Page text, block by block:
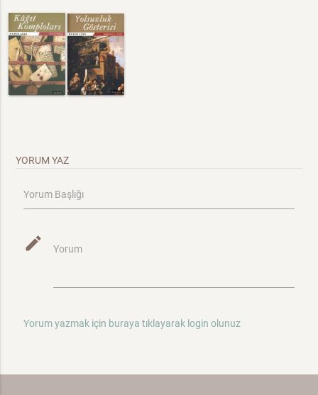
YORUM YAZ
Yorum Başlığı
mode_edit Yorum
Yorum yazmak için buraya tıklayarak login olunuz